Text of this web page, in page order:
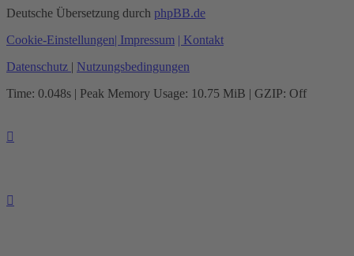
Deutsche Übersetzung durch phpBB.de
Cookie-Einstellungen| Impressum | Kontakt
Datenschutz | Nutzungsbedingungen
Time: 0.048s | Peak Memory Usage: 10.75 MiB | GZIP: Off